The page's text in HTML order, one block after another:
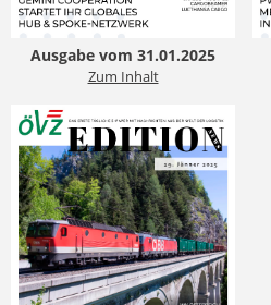
Ausgabe vom 31.01.2025
Zum Inhalt